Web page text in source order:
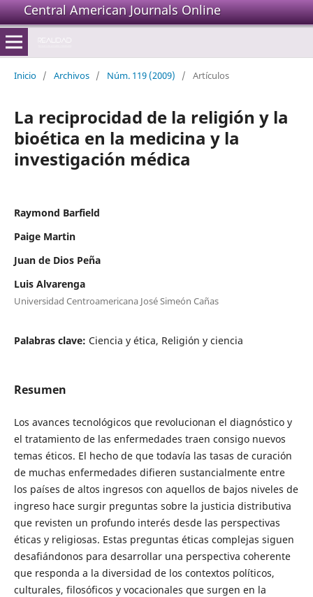
Central American Journals Online
Inicio / Archivos / Núm. 119 (2009) / Artículos
La reciprocidad de la religión y la
bioética en la medicina y la
investigación médica
Raymond Barfield
Paige Martin
Juan de Dios Peña
Luis Alvarenga
Universidad Centroamericana José Simeón Cañas
Palabras clave: Ciencia y ética, Religión y ciencia
Resumen
Los avances tecnológicos que revolucionan el diagnóstico y
el tratamiento de las enfermedades traen consigo nuevos
temas éticos. El hecho de que todavía las tasas de curación
de muchas enfermedades difieren sustancialmente entre
los países de altos ingresos con aquellos de bajos niveles de
ingreso hace surgir preguntas sobre la justicia distributiva
que revisten un profundo interés desde las perspectivas
éticas y religiosas. Estas preguntas éticas complejas siguen
desafiándonos para desarrollar una perspectiva coherente
que responda a la diversidad de los contextos políticos,
culturales, filosóficos y vocacionales que surgen en la